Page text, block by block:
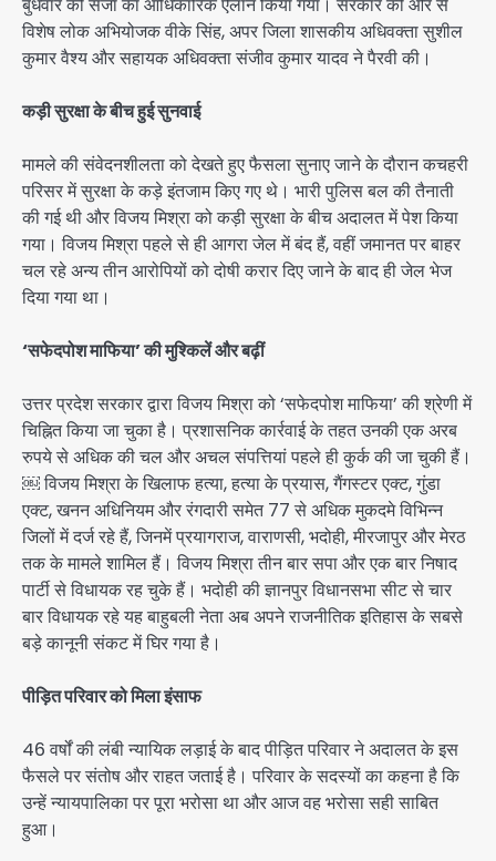
विशेष लोक अभियोजक वीके सिंह, अपर जिला शासकीय अधिवक्ता सुशील
कुमार वैश्य और सहायक अधिवक्ता संजीव कुमार यादव ने पैरवी की।
कड़ी सुरक्षा के बीच हुई सुनवाई
मामले की संवेदनशीलता को देखते हुए फैसला सुनाए जाने के दौरान कचहरी
परिसर में सुरक्षा के कड़े इंतजाम किए गए थे। भारी पुलिस बल की तैनाती
की गई थी और विजय मिश्रा को कड़ी सुरक्षा के बीच अदालत में पेश किया
गया। विजय मिश्रा पहले से ही आगरा जेल में बंद हैं, वहीं जमानत पर बाहर
चल रहे अन्य तीन आरोपियों को दोषी करार दिए जाने के बाद ही जेल भेज
दिया गया था।
‘सफेदपोश माफिया’ की मुश्किलें और बढ़ीं
उत्तर प्रदेश सरकार द्वारा विजय मिश्रा को ‘सफेदपोश माफिया’ की श्रेणी में
चिह्नित किया जा चुका है। प्रशासनिक कार्रवाई के तहत उनकी एक अरब
रुपये से अधिक की चल और अचल संपत्तियां पहले ही कुर्क की जा चुकी हैं।
￼ विजय मिश्रा के खिलाफ हत्या, हत्या के प्रयास, गैंगस्टर एक्ट, गुंडा
एक्ट, खनन अधिनियम और रंगदारी समेत 77 से अधिक मुकदमे विभिन्न
जिलों में दर्ज रहे हैं, जिनमें प्रयागराज, वाराणसी, भदोही, मीरजापुर और मेरठ
तक के मामले शामिल हैं। विजय मिश्रा तीन बार सपा और एक बार निषाद
पार्टी से विधायक रह चुके हैं। भदोही की ज्ञानपुर विधानसभा सीट से चार
बार विधायक रहे यह बाहुबली नेता अब अपने राजनीतिक इतिहास के सबसे
बड़े कानूनी संकट में घिर गया है।
पीड़ित परिवार को मिला इंसाफ
46 वर्षों की लंबी न्यायिक लड़ाई के बाद पीड़ित परिवार ने अदालत के इस
फैसले पर संतोष और राहत जताई है। परिवार के सदस्यों का कहना है कि
उन्हें न्यायपालिका पर पूरा भरोसा था और आज वह भरोसा सही साबित
हुआ।